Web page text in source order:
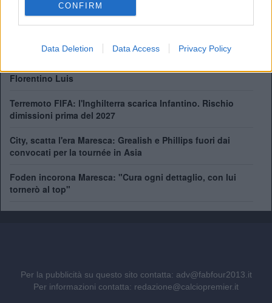
CONFIRM
Data Deletion Data Access Privacy Policy
Ex Premier - Mohamed Salah riparte dalla Turchia:
ingaggio record e tifosi in delirio
Florentino Luis
Terremoto FIFA: l'Inghilterra scarica Infantino. Rischio
dimissioni prima del 2027
City, scatta l'era Maresca: Grealish e Phillips fuori dai
convocati per la tournée in Asia
Foden incorona Maresca: "Cura ogni dettaglio, con lui
tornerò al top"
Per la pubblicità su questo sito contatta: adv@fabfour2013.it
Per informazioni contatta: redazione@calciopremier.it